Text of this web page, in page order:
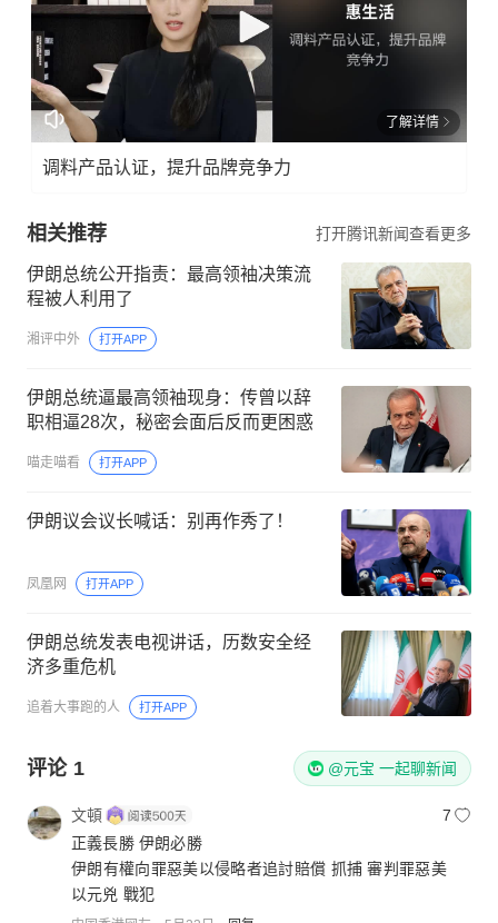
了解详情
调料产品认证，提升品牌竞争力
相关推荐 打开腾讯新闻查看更多
伊朗总统公开指责：最高领袖决策流
程被人利用了
湘评中外 打开APP
伊朗总统逼最高领袖现身：传曾以辞
职相逼28次，秘密会面后反而更困惑
喵走喵看 打开APP
伊朗议会议长喊话：别再作秀了！
凤凰网 打开APP
伊朗总统发表电视讲话，历数安全经
济多重危机
追着大事跑的人 打开APP
评论 1 @元宝 一起聊新闻
文頓
7
正義長勝 伊朗必勝
伊朗有權向罪惡美以侵略者追討賠償 抓捕 審判罪惡美
以元兇 戰犯